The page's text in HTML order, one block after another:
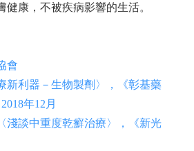
健康，不被疾病影響的生活。
會
新利器－生物製劑〉，《彰基藥
年12月
淺談中重度乾癬治療〉，《新光